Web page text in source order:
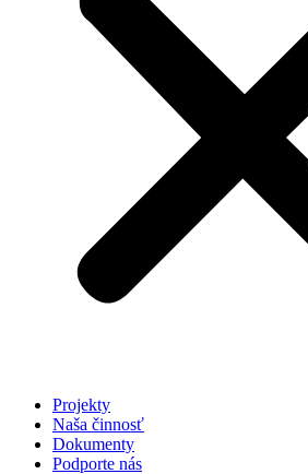
Projekty
Naša činnosť
Dokumenty
Podporte nás